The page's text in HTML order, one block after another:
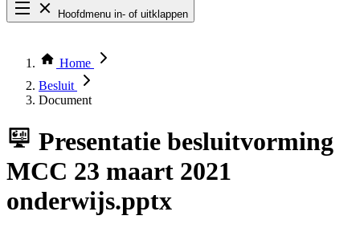
Hoofdmenu in- of uitklappen
Thema COVID-19
Bekijk per bestuursorgaan
Home
Besluit
Document
Presentatie besluitvorming
MCC 23 maart 2021
onderwijs.pptx